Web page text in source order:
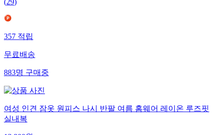
(29)
357적립
무료배송
883명구매중
여성 인견 잠옷 원피스 나시 반팔 여름 홈웨어 레이온 루즈핏
실내복